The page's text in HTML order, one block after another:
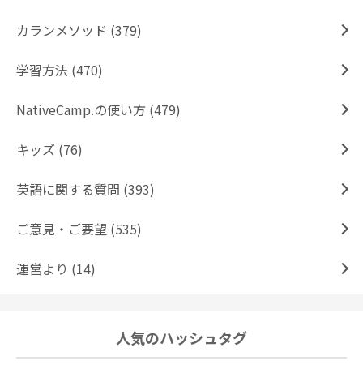
カランメソッド (379)
学習方法 (470)
NativeCamp.の使い方 (479)
キッズ (76)
英語に関する質問 (393)
ご意見・ご要望 (535)
運営より (14)
人気のハッシュタグ